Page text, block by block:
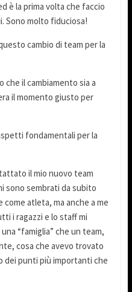
è la prima volta che faccio
Sono molto fiduciosa!
cambio di team per la
che il cambiamento sia a
il momento giusto per
fondamentali per la
il mio nuovo team
sono sembrati da subito
atleta, ma anche a me
i ragazzi e lo staff mi
“famiglia” che un team,
cosa che avevo trovato
dei punti più importanti che